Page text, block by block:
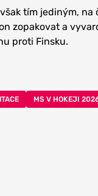
tím jediným,
zopakovat a
proti Finsku.
MS V HOKEJI